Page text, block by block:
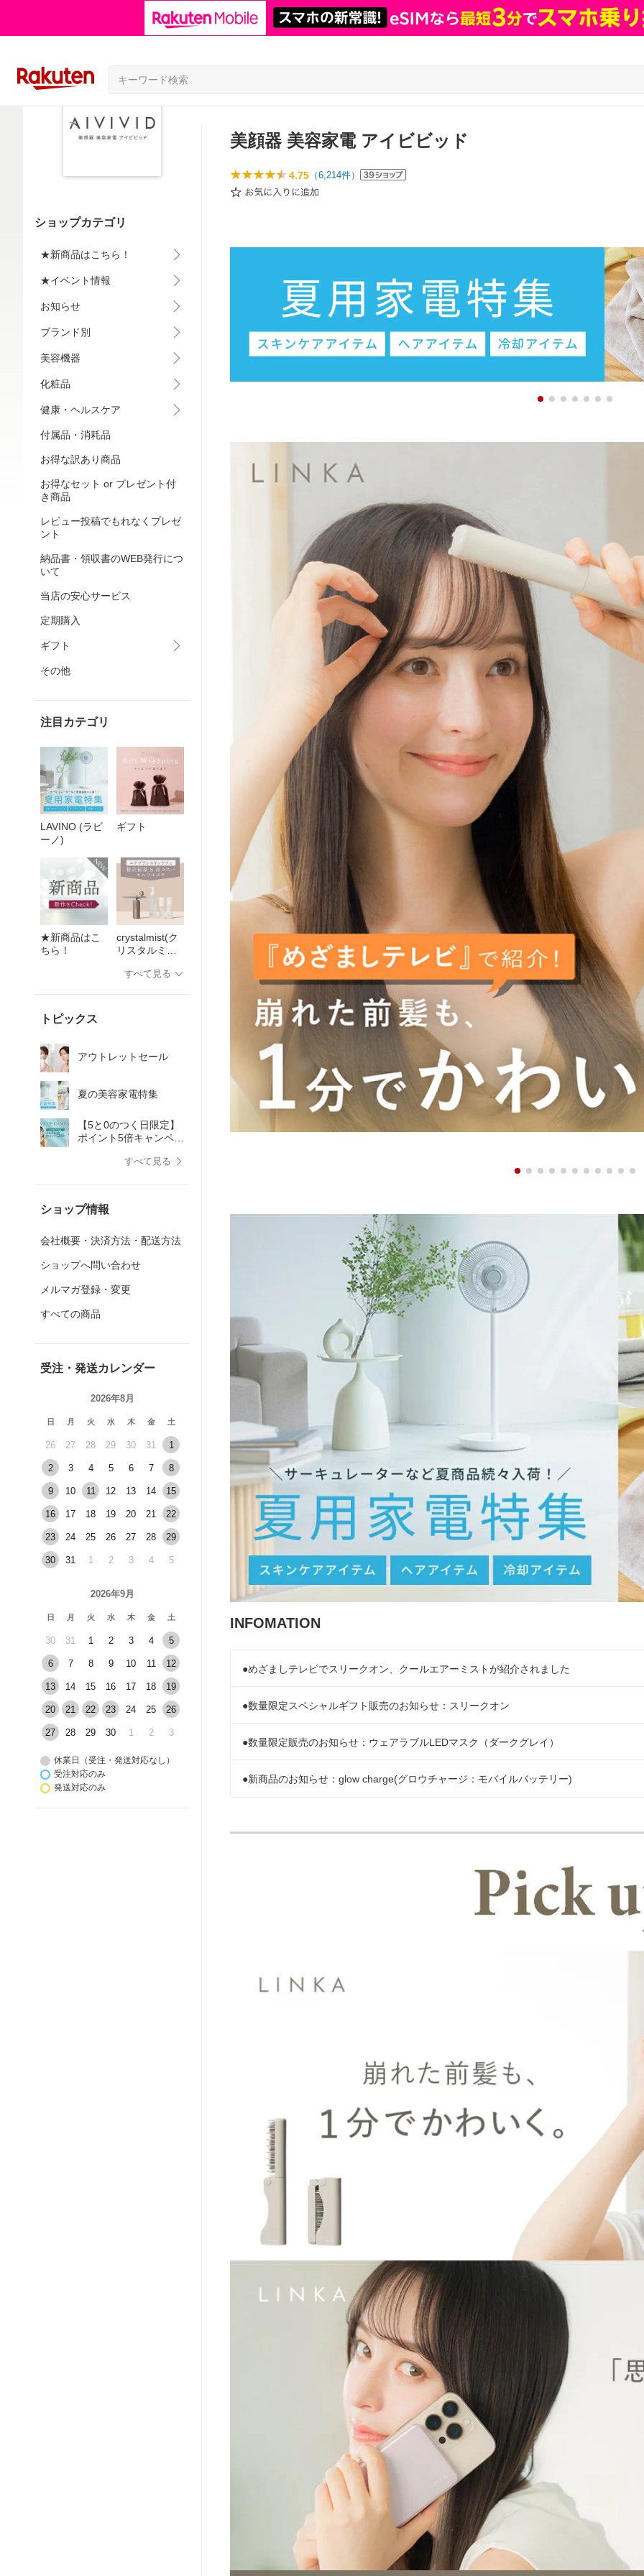
ショップカテゴリ
★新商品はこちら！
★イベント情報
お知らせ
ブランド別
美容機器
化粧品
健康・ヘルスケア
付属品・消耗品
お得な訳あり商品
お得なセット or プレゼント付
き商品
レビュー投稿でもれなくプレゼ
ント
納品書・領収書のWEB発行につ
いて
当店の安心サービス
定期購入
ギフト
その他
注目カテゴリ
LAVINO (ラビ
ーノ)
ギフト
★新商品はこ
ちら！
crystalmist(ク
リスタルミス
すべて見る
トピックス
アウトレットセール
夏の美容家電特集
【5と0のつく日限定】
ポイント5倍キャンペー
すべて見る
ショップ情報
会社概要・決済方法・配送方法
ショップへ問い合わせ
メルマガ登録・変更
すべての商品
受注・発送カレンダー
2026年8月
日 月 火 水 木 金 土
26 27 28 29 30 31 1
2 3 4 5 6 7 8
9 10 11 12 13 14 15
16 17 18 19 20 21 22
23 24 25 26 27 28 29
30 31 1 2 3 4 5
2026年9月
日 月 火 水 木 金 土
30 31 1 2 3 4 5
6 7 8 9 10 11 12
13 14 15 16 17 18 19
20 21 22 23 24 25 26
27 28 29 30 1 2 3
休業日（受注・発送対応なし）
受注対応のみ
発送対応のみ
美顔器 美容家電 アイビビッド
4.75 （6,214件）
INFOMATION
●めざましテレビでスリークオン、クールエアーミストが紹介されました
●数量限定スペシャルギフト販売のお知らせ：スリークオン
●数量限定販売のお知らせ：ウェアラブルLEDマスク（ダークグレイ）
●新商品のお知らせ：glow charge(グロウチャージ：モバイルバッテリー)